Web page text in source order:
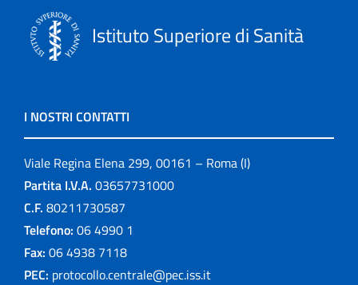
Istituto Superiore di Sanità
I NOSTRI CONTATTI
Viale Regina Elena 299, 00161 – Roma (I)
Partita I.V.A. 03657731000
C.F. 80211730587
Telefono: 06 4990 1
Fax: 06 4938 7118
PEC: protocollo.centrale@pec.iss.it